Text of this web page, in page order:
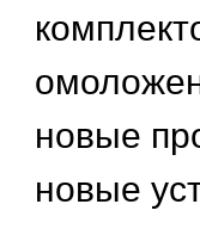
новые
новые